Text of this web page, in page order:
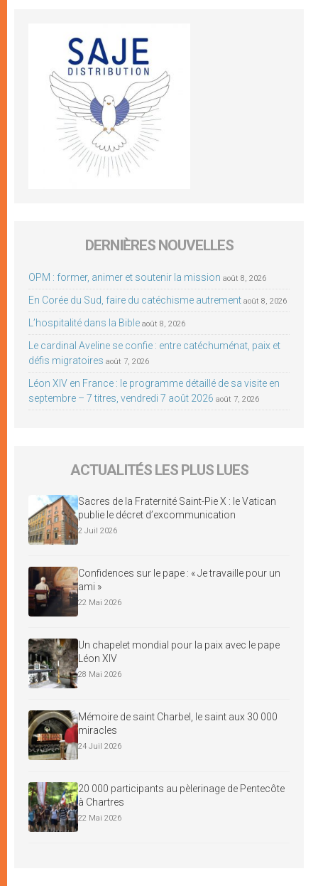
DERNIÈRES NOUVELLES
OPM : former, animer et soutenir la mission août 8, 2026
En Corée du Sud, faire du catéchisme autrement août 8, 2026
L’hospitalité dans la Bible août 8, 2026
Le cardinal Aveline se confie : entre catéchuménat, paix et
défis migratoires août 7, 2026
Léon XIV en France : le programme détaillé de sa visite en
septembre – 7 titres, vendredi 7 août 2026 août 7, 2026
ACTUALITÉS LES PLUS LUES
Sacres de la Fraternité Saint-Pie X : le Vatican
publie le décret d’excommunication
2 Juil 2026
Confidences sur le pape : « Je travaille pour un
ami »
22 Mai 2026
Un chapelet mondial pour la paix avec le pape
Léon XIV
28 Mai 2026
Mémoire de saint Charbel, le saint aux 30 000
miracles
24 Juil 2026
20 000 participants au pèlerinage de Pentecôte
à Chartres
22 Mai 2026